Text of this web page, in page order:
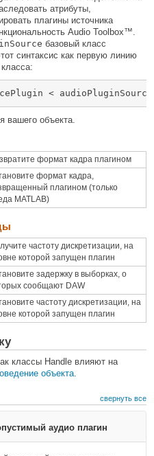
атрибуты,
плагины источника
Audio Toolbox™.
базовый класс
синтаксис как первую линию
< audioPluginSource
вашего объекта.
формат кадра плагином
формат кадра,
плагином (только
MATLAB)
частоту дискретизации, на
которой запущен плагин
задержку в выборках, о
сообщают DAW
частоту дискретизации, на
которой запущен плагин
классы Handle влияют на
объекта.
свернуть все
аудио плагин